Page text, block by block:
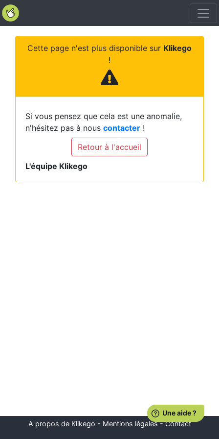
Cette page n'est plus disponible sur Klikego
!
Si vous pensez que cela est une anomalie,
n'hésitez pas à nous contacter !
Retour à l'accueil
L'équipe Klikego
A propos de Klikego - Mentions légales-Contact